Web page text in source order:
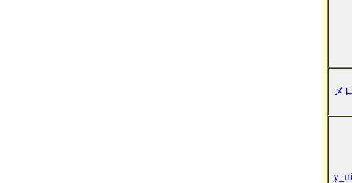
メ